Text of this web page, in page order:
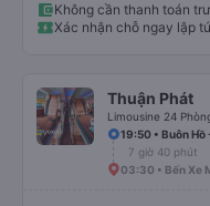
Không cần thanh toán
Xác nhận chỗ ngay lập
Thuận Phát
Limousine 24
19:50 • Buôn Hồ
7 giờ 40 phút
03:30 • Bến Xe